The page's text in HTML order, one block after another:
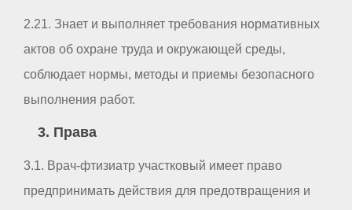
2.21. Знает и выполняет требования нормативных
актов об охране труда и окружающей среды,
соблюдает нормы, методы и приемы безопасного
выполнения работ.
3. Права
3.1. Врач-фтизиатр участковый имеет право
предпринимать действия для предотвращения и